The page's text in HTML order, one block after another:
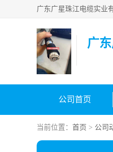
广
公司首页
当前位置： 首页 > 公司